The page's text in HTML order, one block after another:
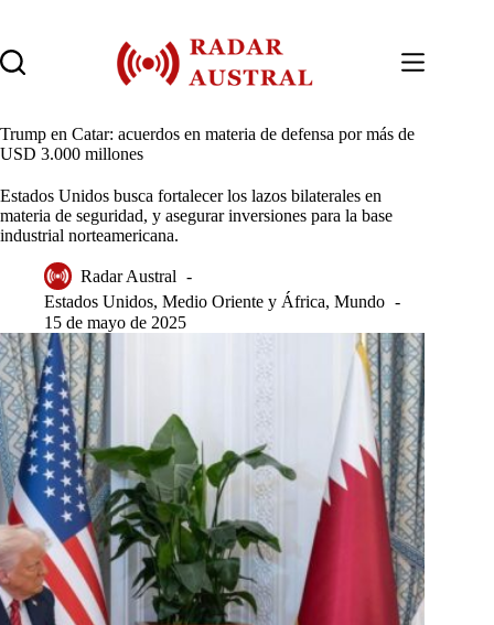
contenido
Trump en Catar: acuerdos en materia de defensa por más de
USD 3.000 millones
Estados Unidos busca fortalecer los lazos bilaterales en
materia de seguridad, y asegurar inversiones para la base
industrial norteamericana.
Radar Austral
Estados Unidos, Medio Oriente y África, Mundo
15 de mayo de 2025